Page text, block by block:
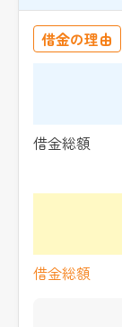
借金の理由
借金総額
借金総額